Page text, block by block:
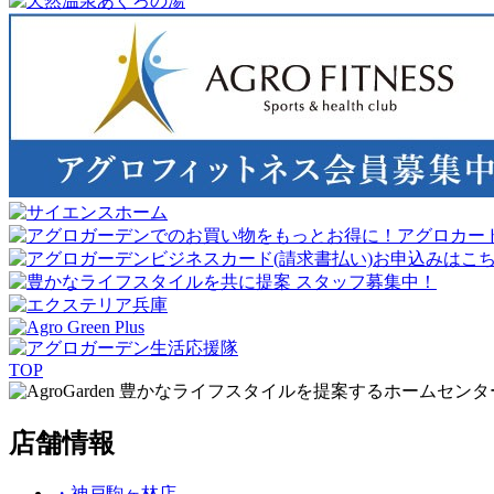
TOP
豊かなライフスタイルを提案するホームセンタ
店舗情報